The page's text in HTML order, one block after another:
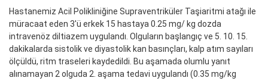
Hastanemiz Acil Polikliniğine Supraventriküler Taşiaritmi atağı ile
müracaat eden 3'ü erkek 15 hastaya 0.25 mg/ kg dozda
intravenöz diltiazem uygulandı. Olguların başlangıç ve 5. 10. 15.
dakikalarda sistolik ve diyastolik kan basınçları, kalp atım sayıları
ölçüldü, ritm traseleri kaydedildi. Bu aşamada olumlu yanıt
alınamayan 2 olguda 2. aşama tedavi uygulandı (0.35 mg/kg